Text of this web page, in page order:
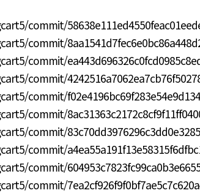
commit/
commit/
commit/
commit/
commit/
commit/
commit/
commit/
commit/
commit/